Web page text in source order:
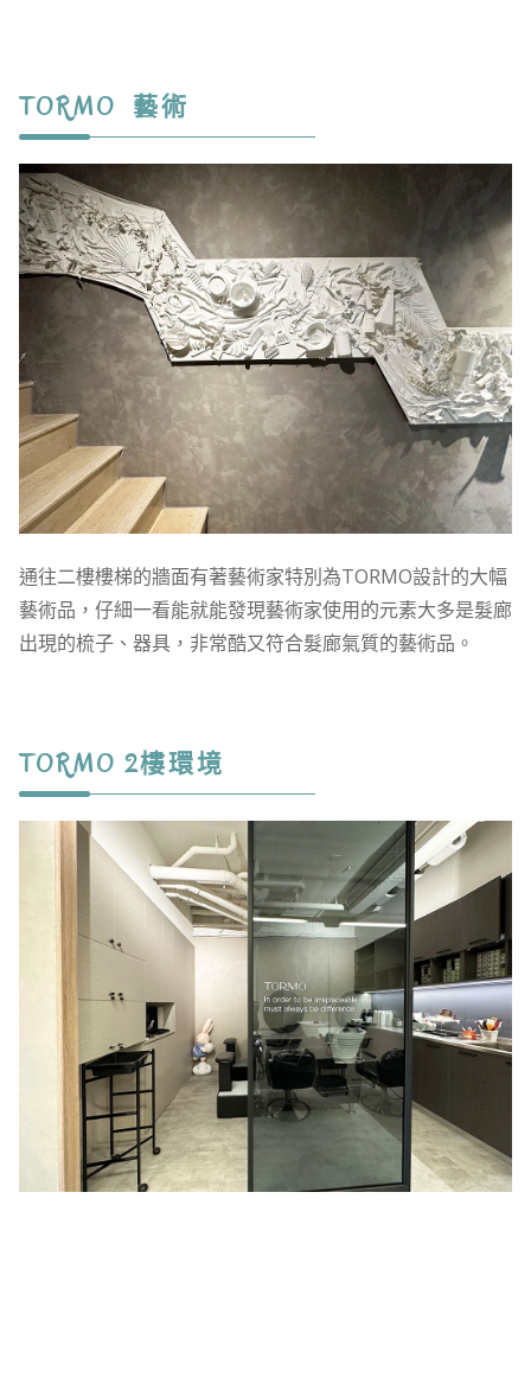
TORMO 藝術
通往二樓樓梯的牆面有著藝術家特別為TORMO設計的大幅
藝術品，仔細一看能就能發現藝術家使用的元素大多是髮廊
出現的梳子、器具，非常酷又符合髮廊氣質的藝術品。
TORMO 2樓環境